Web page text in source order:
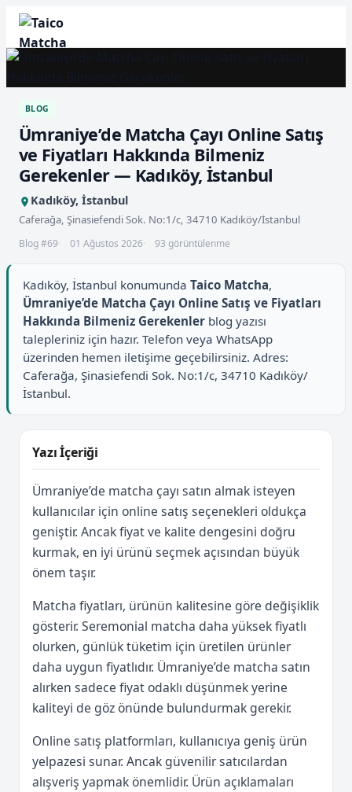
BLOG
Ümraniye’de Matcha Çayı Online Satış
ve Fiyatları Hakkında Bilmeniz
Gerekenler — Kadıköy, İstanbul
Kadıköy, İstanbul
Caferağa, Şinasiefendi Sok. No:1/c, 34710 Kadıköy/İstanbul
Blog #69 01 Ağustos 2026 93 görüntülenme
Kadıköy, İstanbul konumunda Taico Matcha,
Ümraniye’de Matcha Çayı Online Satış ve Fiyatları
Hakkında Bilmeniz Gerekenlerblog yazısı
talepleriniz için hazır. Telefon veya WhatsApp
üzerinden hemen iletişime geçebilirsiniz. Adres:
Caferağa, Şinasiefendi Sok. No:1/c, 34710 Kadıköy/
İstanbul.
Yazı İçeriği
Ümraniye’de matcha çayı satın almak isteyen
kullanıcılar için online satış seçenekleri oldukça
geniştir. Ancak fiyat ve kalite dengesini doğru
kurmak, en iyi ürünü seçmek açısından büyük
önem taşır.
Matcha fiyatları, ürünün kalitesine göre değişiklik
gösterir. Seremonial matcha daha yüksek fiyatlı
olurken, günlük tüketim için üretilen ürünler
daha uygun fiyatlıdır. Ümraniye’de matcha satın
alırken sadece fiyat odaklı düşünmek yerine
kaliteyi de göz önünde bulundurmak gerekir.
Online satış platformları, kullanıcıya geniş ürün
yelpazesi sunar. Ancak güvenilir satıcılardan
alışveriş yapmak önemlidir. Ürün açıklamaları